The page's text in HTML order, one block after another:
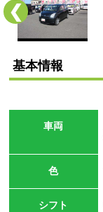
❮
基本情報
車両
色
シフト